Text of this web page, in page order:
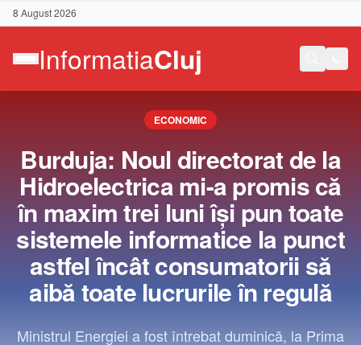
8 August 2026
Contact
ECONOMIC
Burduja: Noul directorat de la
Hidroelectrica mi-a promis că
în maxim trei luni îşi pun toate
sistemele informatice la punct
astfel încât consumatorii să
aibă toate lucrurile în regulă
Ministrul Energiei a fost întrebat duminică, la Prima